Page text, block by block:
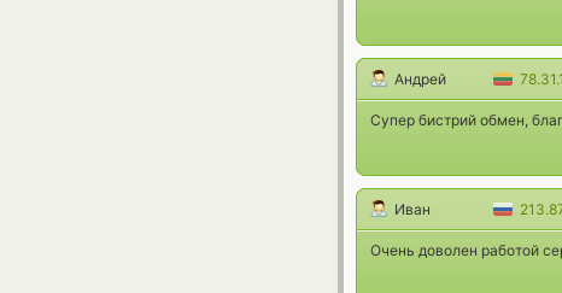
Андрей
Супер бистрий обмен,
Иван
Очень доволен работой